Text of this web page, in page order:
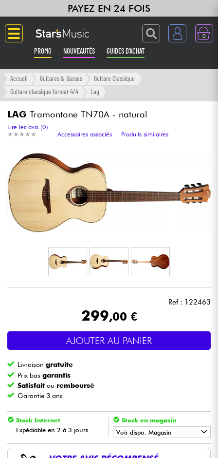
PAYEZ EN 24 FOIS
0
PROMO NOUVEAUTÉS GUIDES D'ACHAT
Langue
Amplis & Effets
Synthés & Sampleurs
Home Studio
Casques
Micros & HF
Eclairage
Vents
Eveil Musical
Accueil Guitares & Basses
Guitare Classique
Guitare classique format 4/4
Lag
LAG Tramontane TN70A - natural
★ ★ ★ ★ ★
★ ★ ★ ★ ★
Lire les avis (0)
Accessoires associés
Produits similaires
Ref : 122463
299,00 €
AJOUTER AU PANIER
Livraisongratuite
Prix basgarantis
Satisfait ou remboursé
Garantie 3 ans
Stock Internet
Expédiable en 2 à 3 jours
Stock en magasin
Voir dispo. Magasin
• Star'SMusicBORDEAUX